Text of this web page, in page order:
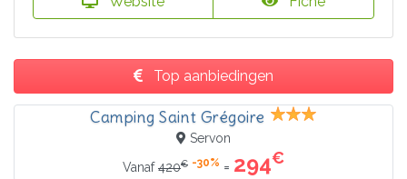
Top aanbiedingen
Camping Saint Grégoire
Servon
Vanaf420€ -30% = 294€